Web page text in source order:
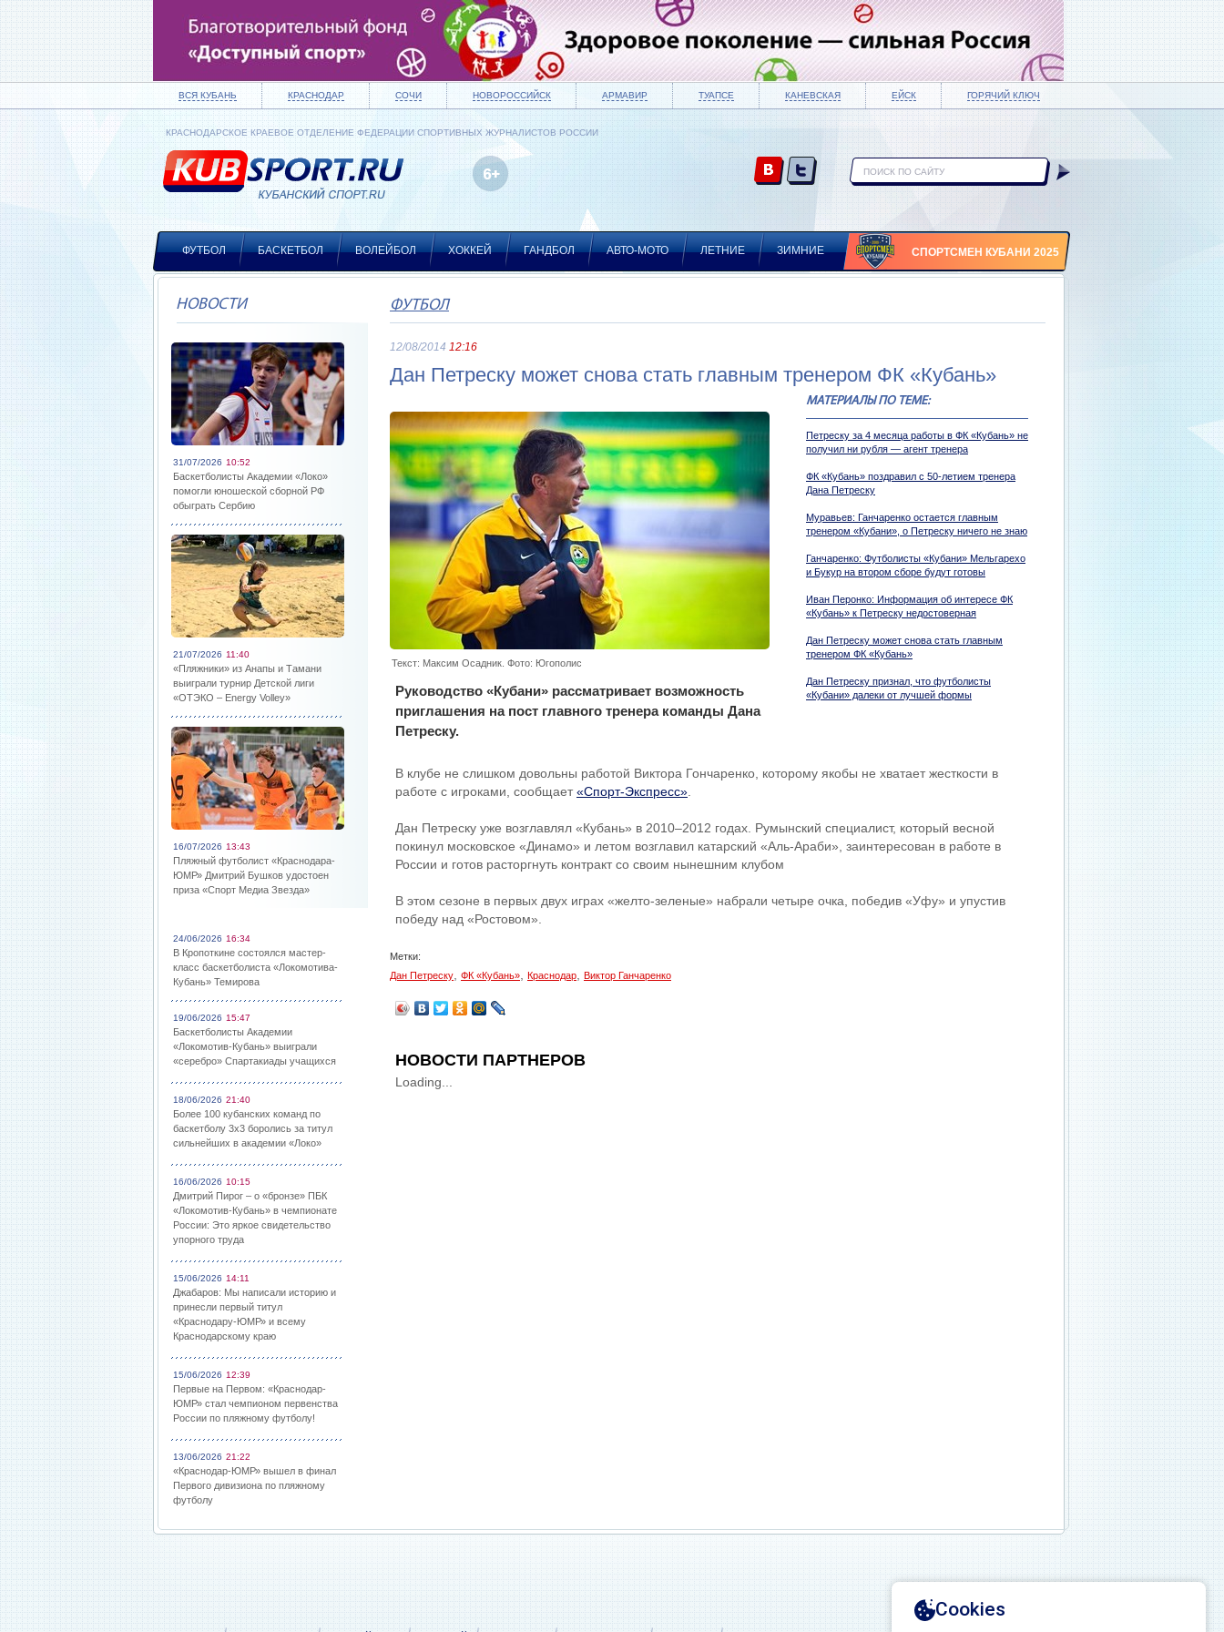
ВСЯ КУБАНЬ КРАСНОДАР СОЧИ НОВОРОССИЙСК АРМАВИР ТУАПСЕ КАНЕВСКАЯ ЕЙСК ГОРЯЧИЙ КЛЮЧ
КРАСНОДАРСКОЕ КРАЕВОЕ ОТДЕЛЕНИЕ ФЕДЕРАЦИИ СПОРТИВНЫХ ЖУРНАЛИСТОВ РОССИИ
ФУТБОЛ БАСКЕТБОЛ ВОЛЕЙБОЛ ХОККЕЙ ГАНДБОЛ АВТО-МОТО ЛЕТНИЕ ЗИМНИЕ СПОРТСМЕН КУБАНИ 2025
НОВОСТИ
31/07/2026 10:52
Баскетболисты Академии «Локо»
помогли юношеской сборной РФ
обыграть Сербию
21/07/2026 11:40
«Пляжники» из Анапы и Тамани
выиграли турнир Детской лиги
«ОТЭКО – Energy Volley»
16/07/2026 13:43
Пляжный футболист «Краснодара-
ЮМР» Дмитрий Бушков удостоен
приза «Спорт Медиа Звезда»
24/06/2026 16:34
В Кропоткине состоялся мастер-
класс баскетболиста «Локомотива-
Кубань» Темирова
19/06/2026 15:47
Баскетболисты Академии
«Локомотив-Кубань» выиграли
«серебро» Спартакиады учащихся
18/06/2026 21:40
Более 100 кубанских команд по
баскетболу 3х3 боролись за титул
сильнейших в академии «Локо»
16/06/2026 10:15
Дмитрий Пирог – о «бронзе» ПБК
«Локомотив-Кубань» в чемпионате
России: Это яркое свидетельство
упорного труда
15/06/2026 14:11
Джабаров: Мы написали историю и
принесли первый титул
«Краснодару-ЮМР» и всему
Краснодарскому краю
15/06/2026 12:39
Первые на Первом: «Краснодар-
ЮМР» стал чемпионом первенства
России по пляжному футболу!
13/06/2026 21:22
«Краснодар-ЮМР» вышел в финал
Первого дивизиона по пляжному
футболу
ФУТБОЛ
12/08/2014 12:16
Дан Петреску может снова стать главным тренером ФК «Кубань»
МАТЕРИАЛЫ ПО ТЕМЕ:
Петреску за 4 месяца работы в ФК «Кубань» не
получил ни рубля — агент тренера
ФК «Кубань» поздравил с 50-летием тренера
Дана Петреску
Муравьев: Ганчаренко остается главным
тренером «Кубани», о Петреску ничего не знаю
Ганчаренко: Футболисты «Кубани» Мельгарехо
и Букур на втором сборе будут готовы
Иван Перонко: Информация об интересе ФК
«Кубань» к Петреску недостоверная
Дан Петреску может снова стать главным
тренером ФК «Кубань»
Дан Петреску признал, что футболисты
«Кубани» далеки от лучшей формы
Текст: Максим Осадник. Фото: Югополис
Руководство «Кубани» рассматривает возможность
приглашения на пост главного тренера команды Дана
Петреску.
В клубе не слишком довольны работой Виктора Гончаренко, которому якобы не хватает жесткости в
работе с игроками, сообщает«Спорт-Экспресс»
Дан Петреску уже возглавлял «Кубань» в 2010–2012 годах. Румынский специалист, который весной
покинул московское «Динамо» и летом возглавил катарский «Аль-Араби», заинтересован в работе в
России и готов расторгнуть контракт со своим нынешним клубом
В этом сезоне в первых двух играх «желто-зеленые» набрали четыре очка, победив «Уфу» и упустив
победу над «Ростовом».
Метки:
Дан Петреску
ФК «Кубань» Краснодар Виктор Ганчаренко
НОВОСТИ ПАРТНЕРОВ
Loading...